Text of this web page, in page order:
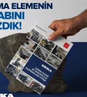
Kalite Politikası
/